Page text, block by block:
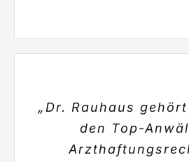
„Dr. Rauhaus
den Top-